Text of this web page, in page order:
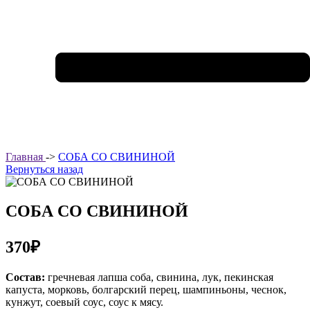
Главная -> СОБА СО СВИНИНОЙ
Вернуться назад
СОБА СО СВИНИНОЙ
370₽
Состав: гречневая лапша соба, свинина, лук, пекинская
капуста, морковь, болгарский перец, шампиньоны, чеснок,
кунжут, соевый соус, соус к мясу.